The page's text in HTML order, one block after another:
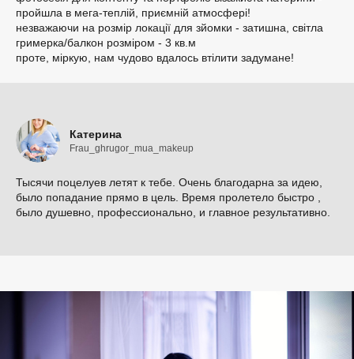
пройшла в мега-теплій, приємній атмосфері!
незважаючи на розмір локації для зйомки - затишна, світла
гримерка/балкон розміром - 3 кв.м
проте, міркую, нам чудово вдалось втілити задумане!
Катерина
Frau_ghrugor_mua_makeup
Тысячи поцелуев летят к тебе. Очень благодарна за идею,
было попадание прямо в цель. Время пролетело быстро ,
было душевно, профессионально, и главное результативно.